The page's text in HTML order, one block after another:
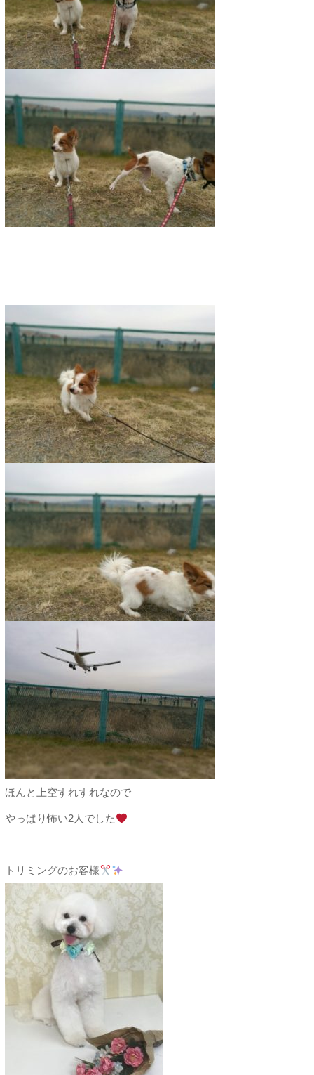
ほんと上空すれすれなので
やっぱり怖い2人でした
トリミングのお客様